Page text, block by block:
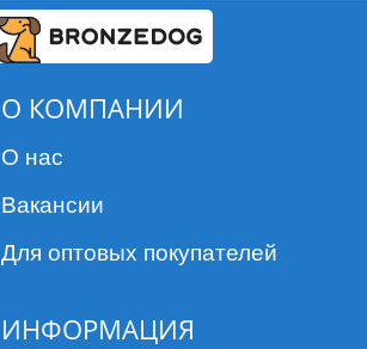
О КОМПАНИИ
О нас
Вакансии
Для оптовых покупателей
ИНФОРМАЦИЯ